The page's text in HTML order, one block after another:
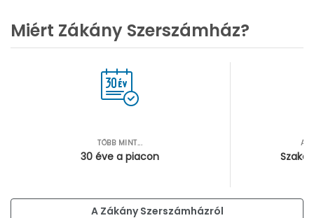
Miért Zákány Szerszámház?
TÖBB MINT...
30 éve a piacon
A Zákány Szerszámházról